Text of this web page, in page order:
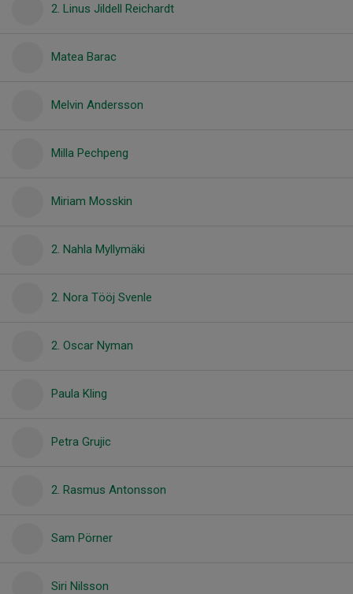
2. Linus Jildell Reichardt
Matea Barac
Melvin Andersson
Milla Pechpeng
Miriam Mosskin
2. Nahla Myllymäki
2. Nora Tööj Svenle
2. Oscar Nyman
Paula Kling
Petra Grujic
2. Rasmus Antonsson
Sam Pörner
Siri Nilsson